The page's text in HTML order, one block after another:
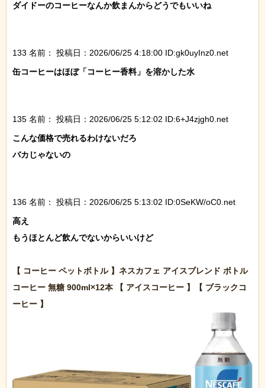
ダイドーのコーヒーなんか飲まんからどうでもいいね
133 名前：
投稿日：2026/06/25 4:18:00 ID:gk0uyInz0.net
缶コーヒーはほぼ「コーヒー香料」を溶かした水
135 名前：
投稿日：2026/06/25 5:12:02 ID:6+J4zjgh0.net
こんな価格で売れるわけないだろ
バカじゃないの
136 名前：
投稿日：2026/06/25 5:13:02 ID:0SeKW/oC0.net
高え
もうほとんど飲んでないからいいけど
【 コーヒー ペットボトル 】ネスカフェ アイスブレンド ボトル
コーヒー 無糖 900ml×12本 【 アイスコーヒー 】【 ブラックコ